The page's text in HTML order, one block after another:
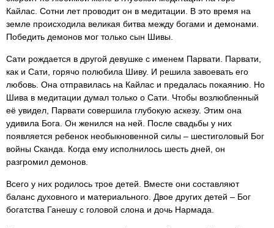
Кайлас. Сотни лет проводит он в медитации. В это время на
земле происходила великая битва между богами и демонами.
Победить демонов мог только сын Шивы.
Сати рождается в другой девушке с именем Парвати. Парвати,
как и Сати, горячо полюбила Шиву. И решила завоевать его
любовь. Она отправилась на Кайлас и предалась покаянию. Но
Шива в медитации думал только о Сати. Чтобы возлюбленный
её увидел, Парвати совершила глубокую аскезу. Этим она
удивила Бога. Он женился на ней. После свадьбы у них
появляется ребенок необыкновенной силы – шестиголовый Бог
войны Сканда. Когда ему исполнилось шесть дней, он
разгромил демонов.
Всего у них родилось трое детей. Вместе они составляют
баланс духовного и материального. Двое других детей – Бог
богатства Ганешу с головой слона и дочь Нармада.